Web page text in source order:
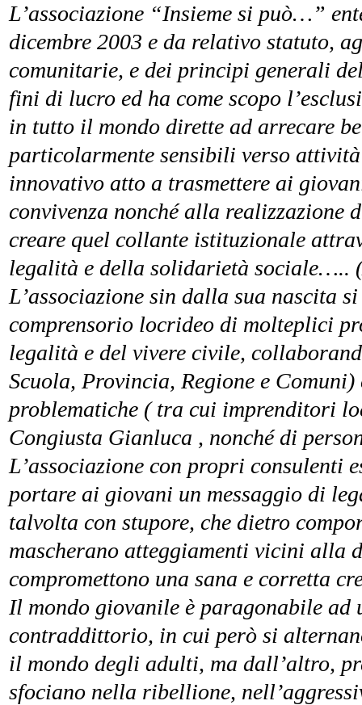
L’associazione “Insieme si può…”
dicembre 2003 e da relativo statuto,
comunitarie, e dei principi generali
fini di lucro ed ha come scopo
in tutto il mondo dirette ad arrecare
particolarmente sensibili verso
innovativo atto a trasmettere ai
convivenza nonché alla realizzazione
creare quel collante istituzionale
legalità e della solidarietà sociale…..
L’associazione sin dalla sua nascita
comprensorio locrideo di molteplici
legalità e del vivere civile,
Scuola, Provincia, Regione e
problematiche ( tra cui imprenditori
Congiusta Gianluca , nonché di
L’associazione con propri consulenti
portare ai giovani un messaggio di
talvolta con stupore, che dietro
mascherano atteggiamenti vicini alla
compromettono una sana e corretta
Il mondo giovanile è paragonabile ad
contraddittorio, in cui però si
il mondo degli adulti, ma dall’altro,
sfociano nella ribellione,